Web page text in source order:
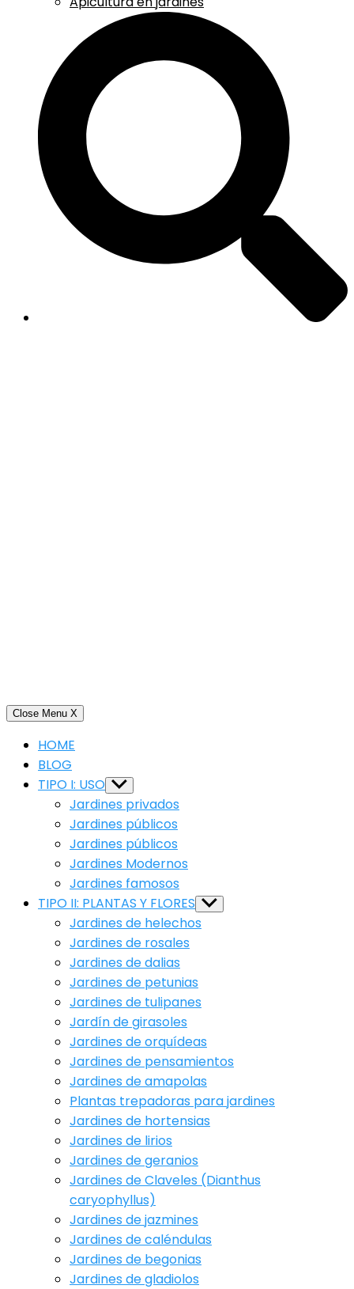
Close Menu X
HOME
BLOG
TIPO I: USO Show
sub
menu
Jardines privados
Jardines públicos
Jardines públicos
Jardines Modernos
Jardines famosos
TIPO II: PLANTAS Y FLORES Show
sub
menu
Jardines de helechos
Jardines de rosales
Jardines de dalias
Jardines de petunias
Jardines de tulipanes
Jardín de girasoles
Jardines de orquídeas
Jardines de pensamientos
Jardines de amapolas
Plantas trepadoras para jardines
Jardines de hortensias
Jardines de lirios
Jardines de geranios
Jardines de Claveles (Dianthus
caryophyllus)
Jardines de jazmines
Jardines de caléndulas
Jardines de begonias
Jardines de gladiolos